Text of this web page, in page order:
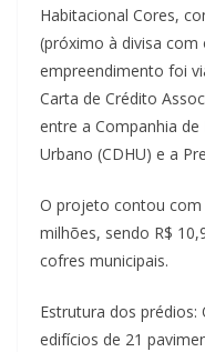
Habitacional Cores,
(próximo à divisa com
empreendimento foi
Carta de Crédito
entre a Companhia
Urbano (CDHU) e a
O projeto contou
milhões, sendo R$
cofres municipais.
Estrutura dos
edifícios de 21